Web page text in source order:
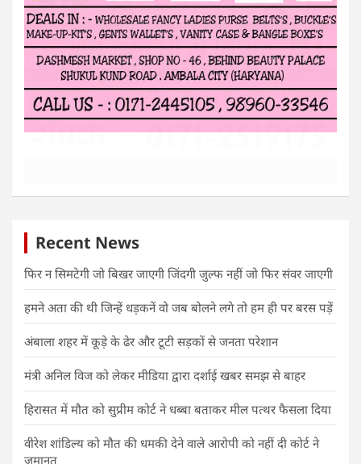
Recent News
फिर न सिमटेगी जो बिखर जाएगी जिंदगी जुल्फ नहीं जो फिर संवर जाएगी
हमने अता की थी जिन्हें धड़कनें वो जब बोलने लगे तो हम ही पर बरस पड़ें
अंबाला शहर में कूड़े के ढेर और टूटी सड़कों से जनता परेशान
मंत्री अनिल विज को लेकर मीडिया द्वारा दर्शाई खबर समझ से बाहर
हिरासत में मौत को सुप्रीम कोर्ट ने धब्बा बताकर मील पत्थर फैसला दिया
वीरेश शांडिल्य को मौत की धमकी देने वाले आरोपी को नहीं दी कोर्ट ने
जमानत